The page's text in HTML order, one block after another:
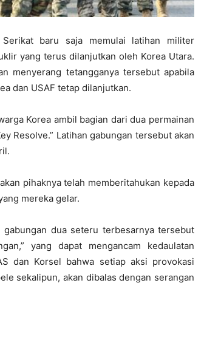
baru saja memulai latihan militer
yang terus dilanjutkan oleh Korea Utara.
menyerang tetangganya tersebut apabila
dan USAF tetap dilanjutkan.
Korea ambil bagian dari dua permainan
Resolve.” Latihan gabungan tersebut akan
pihaknya telah memberitahukan kepada
mereka gelar.
dua seteru terbesarnya tersebut
yang dapat mengancam kedaulatan
dan Korsel bahwa setiap aksi provokasi
sekalipun, akan dibalas dengan serangan